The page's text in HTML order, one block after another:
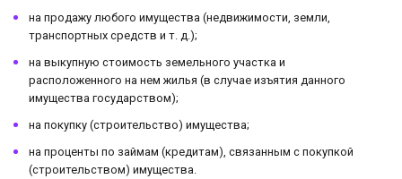
на продажу любого имущества (недвижимости, земли,
транспортных средств и т. д.);
на выкупную стоимость земельного участка и
расположенного на нем жилья (в случае изъятия данного
имущества государством);
на покупку (строительство) имущества;
на проценты по займам (кредитам), связанным с покупкой
(строительством) имущества.